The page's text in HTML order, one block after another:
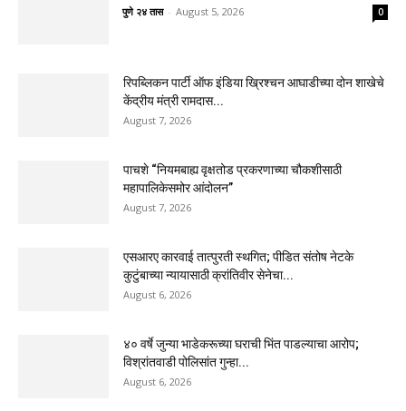
पुणे २४ तास - August 5, 2026 0
रिपब्लिकन पार्टी ऑफ इंडिया ख्रिश्चन आघाडीच्या दोन शाखेचे
केंद्रीय मंत्री रामदास...
August 7, 2026
पाचशे “नियमबाह्य वृक्षतोड प्रकरणाच्या चौकशीसाठी
महापालिकेसमोर आंदोलन”
August 7, 2026
एसआरए कारवाई तात्पुरती स्थगित; पीडित संतोष नेटके
कुटुंबाच्या न्यायासाठी क्रांतिवीर सेनेचा...
August 6, 2026
४० वर्षे जुन्या भाडेकरूच्या घराची भिंत पाडल्याचा आरोप;
विश्रांतवाडी पोलिसांत गुन्हा...
August 6, 2026